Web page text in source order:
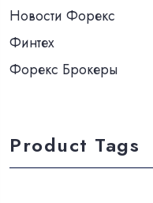
Новости Форекс
Финтех
Форекс Брокеры
Product Tags